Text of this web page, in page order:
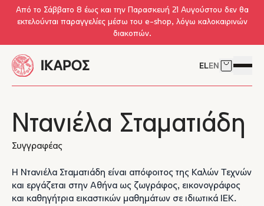
Skip to main content
Από το Σάββατο 8 έως και την Παρασκευή 21 Αυγούστου δεν θα
εκτελούνται παραγγελίες μέσω του e-shop, λόγω καλοκαιρινών
διακοπών.
ELEN Δείτε το
Ντανιέλα Σταματιάδη
Συγγραφέας
Η Ντανιέλα Σταματιάδη είναι απόφοιτος της Καλών Τεχνών
και εργάζεται στην Αθήνα ως ζωγράφος, εικονογράφος
και καθηγήτρια εικαστικών μαθημάτων σε ιδιωτικά ΙΕΚ.